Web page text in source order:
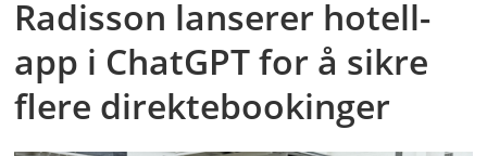
Radisson lanserer hotell-
app i ChatGPT for å sikre
flere direktebookinger